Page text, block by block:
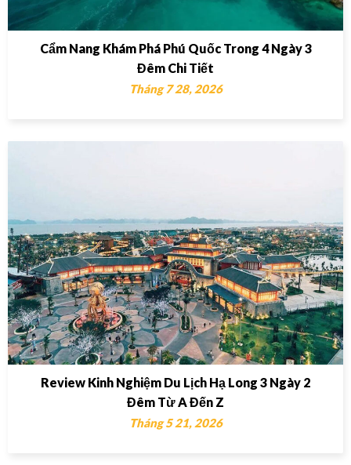
Cẩm Nang Khám Phá Phú Quốc Trong 4 Ngày 3
Đêm Chi Tiết
Tháng 7 28, 2026
Review Kinh Nghiệm Du Lịch Hạ Long 3 Ngày 2
Đêm Từ A Đến Z
Tháng 5 21, 2026